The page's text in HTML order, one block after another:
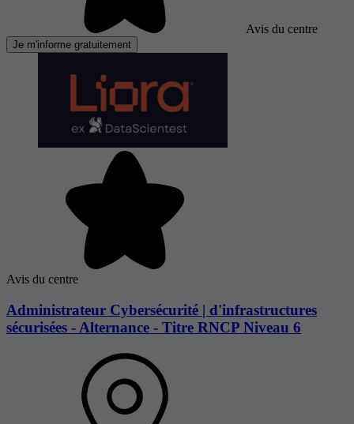
Avis du centre
Je m'informe gratuitement
Avis du centre
Administrateur Cybersécurité | d'infrastructures
sécurisées - Alternance - Titre RNCP Niveau 6